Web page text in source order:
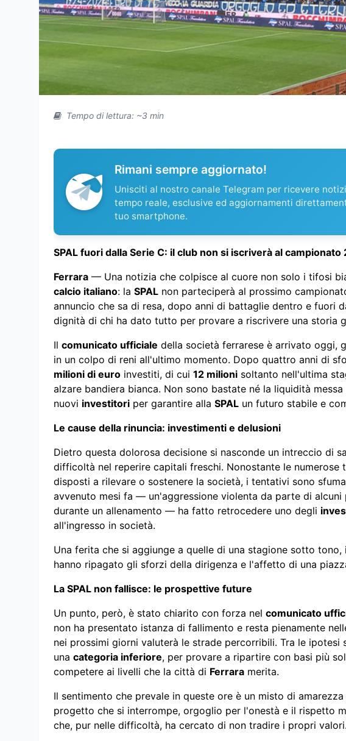
Tempo di lettura: ~3 min
Rimani sempre aggiornato!
Unisciti al nostro canale Telegram per ricevere
tempo reale, esclusive ed aggiornamenti
tuo smartphone.
SPAL fuori dalla Serie C: il club non si iscriverà al
Ferrara — Una notizia che colpisce al cuore non solo i tifosi
calcio italiano: la SPAL non parteciperà al prossimo
annuncio che sa di resa, dopo anni di battaglie dentro e fuori
dignità di chi ha dato tutto per provare a riscrivere una storia
Il comunicato ufficiale della società ferrarese è arrivato oggi,
in un colpo di reni all'ultimo momento. Dopo quattro anni di
milioni di euro investiti, di cui 12 milioni soltanto nell'ultima
alzare bandiera bianca. Non sono bastate né la liquidità
nuovi investitori per garantire alla SPAL un futuro stabile e
Le cause della rinuncia: investimenti e delusioni
Dietro questa dolorosa decisione si nasconde un intreccio di
difficoltà nel reperire capitali freschi. Nonostante le numerose
disposti a rilevare o sostenere la società, i tentativi sono
avvenuto mesi fa — un'aggressione violenta da parte di
durante un allenamento — ha fatto retrocedere uno degli
all'ingresso in società.
Una ferita che si aggiunge a quelle di una stagione sotto
hanno ripagato gli sforzi della dirigenza e l'affetto di una
La SPAL non fallisce: le prospettive future
Un punto, però, è stato chiarito con forza nel comunicato
non ha presentato istanza di fallimento e resta pienamente
nei prossimi giorni valuterà le strade percorribili. Tra le ipotesi
una categoria inferiore, per provare a ripartire con basi più
competere ai livelli che la città di Ferrara merita.
Il sentimento che prevale in queste ore è un misto di
progetto che si interrompe, orgoglio per l'onestà e il rispetto
che, pur nelle difficoltà, ha cercato di non tradire i propri valori.